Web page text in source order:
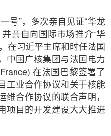
号”，多次亲自见证“华龙
亲自向国际市场推介“华
在习近平主席和时任法国
中国广核集团与法国电力
在法国巴黎签署了
工业合作协议和关于核能
维合作协议的联合声明，
项目的开发建设大大推进